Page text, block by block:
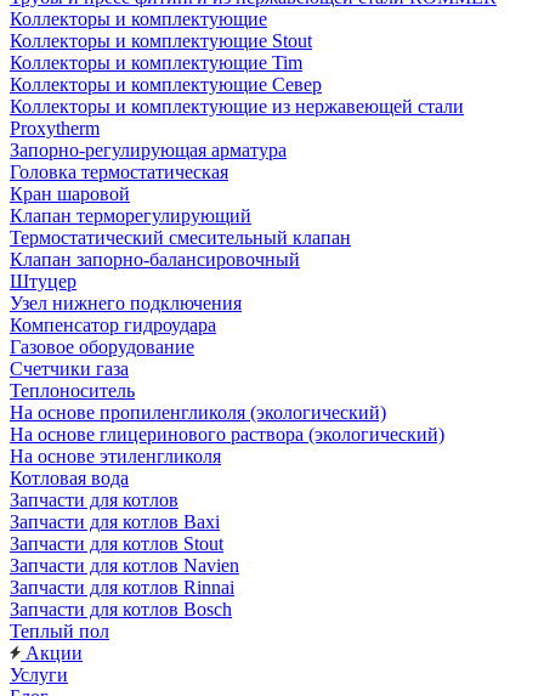
Коллекторы и комплектующие
Коллекторы и комплектующие Stout
Коллекторы и комплектующие Tim
Коллекторы и комплектующие Север
Коллекторы и комплектующие из нержавеющей стали
Proxytherm
Запорно-регулирующая арматура
Головка термостатическая
Кран шаровой
Клапан терморегулирующий
Термостатический смесительный клапан
Клапан запорно-балансировочный
Штуцер
Узел нижнего подключения
Компенсатор гидроудара
Газовое оборудование
Счетчики газа
Теплоноситель
На основе пропиленгликоля (экологический)
На основе глицеринового раствора (экологический)
На основе этиленгликоля
Котловая вода
Запчасти для котлов
Запчасти для котлов Baxi
Запчасти для котлов Stout
Запчасти для котлов Navien
Запчасти для котлов Rinnai
Запчасти для котлов Bosch
Теплый пол
Акции
Услуги